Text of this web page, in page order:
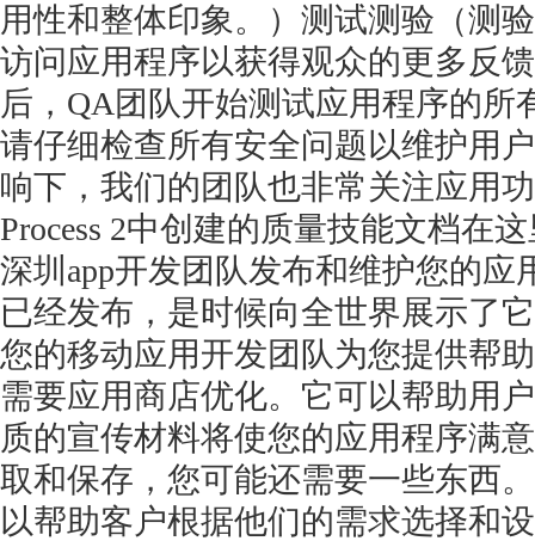
用性和整体印象。）测试测验（测
访问应用程序以获得观众的更多反
后，QA团队开始测试应用程序的所
请仔细检查所有安全问题以维护用
响下，我们的团队也非常关注应用
Process 2中创建的质量技能文档在
深圳 app开发团队发布和维护您的
已经发布，是时候向全世界展示了
您的移动应用开发团队为您提供帮
需要应用商店优化。它可以帮助用
质的宣传材料将使您的应用程序满
取和保存，您可能还需要一些东西
以帮助客户根据他们的需求选择和